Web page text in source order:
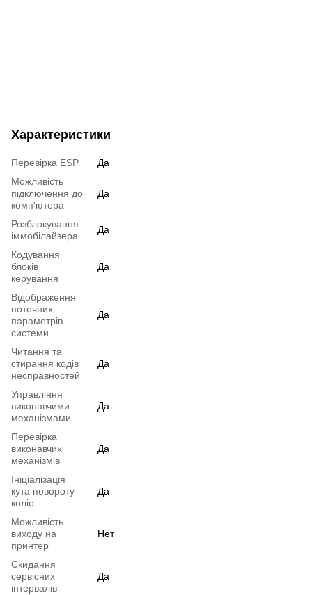
Характеристики
Перевірка ESP
Да
Можливість
підключення до
комп'ютера
Да
Розблокування
іммобілайзера
Да
Кодування
блоків
керування
Да
Відображення
поточних
параметрів
системи
Да
Читання та
стирання кодів
несправностей
Да
Управління
виконавчими
механізмами
Да
Перевірка
виконавчих
механізмів
Да
Ініціалізація
кута повороту
коліс
Да
Можливість
виходу на
принтер
Нет
Скидання
сервісних
інтервалів
Да